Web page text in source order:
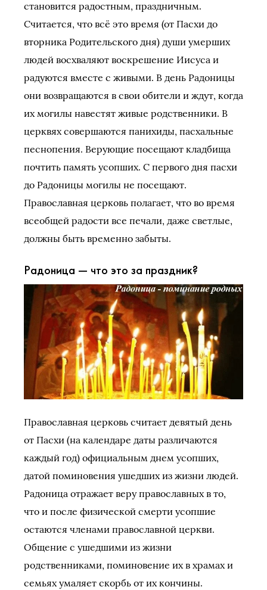
становится радостным, праздничным.
Считается, что всё это время (от Пасхи до
вторника Родительского дня) души умерших
людей восхваляют воскрешение Иисуса и
радуются вместе с живыми. В день Радоницы
они возвращаются в свои обители и ждут, когда
их могилы навестят живые родственники. В
церквях совершаются панихиды, пасхальные
песнопения. Верующие посещают кладбища
почтить память усопших. С первого дня пасхи
до Радоницы могилы не посещают.
Православная церковь полагает, что во время
всеобщей радости все печали, даже светлые,
должны быть временно забыты.
Радоница — что это за праздник?
Православная церковь считает девятый день
от Пасхи (на календаре даты различаются
каждый год) официальным днем усопших,
датой поминовения ушедших из жизни людей.
Радоница отражает веру православных в то,
что и после физической смерти усопшие
остаются членами православной церкви.
Общение с ушедшими из жизни
родственниками, поминовение их в храмах и
семьях умаляет скорбь от их кончины.